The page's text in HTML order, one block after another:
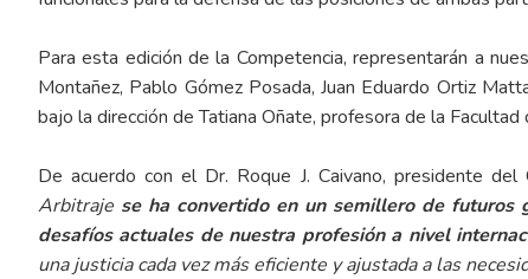
Para esta edición de la Competencia, representarán a
Montañez, Pablo Gómez Posada, Juan Eduardo Ortiz
bajo la dirección de Tatiana Oñate, profesora de la Facultad
De acuerdo con el Dr. Roque J. Caivano, presidente del
Arbitraje se ha convertido en un semillero de
desafíos actuales de nuestra profesión a nivel
una justicia cada vez más eficiente y ajustada a las